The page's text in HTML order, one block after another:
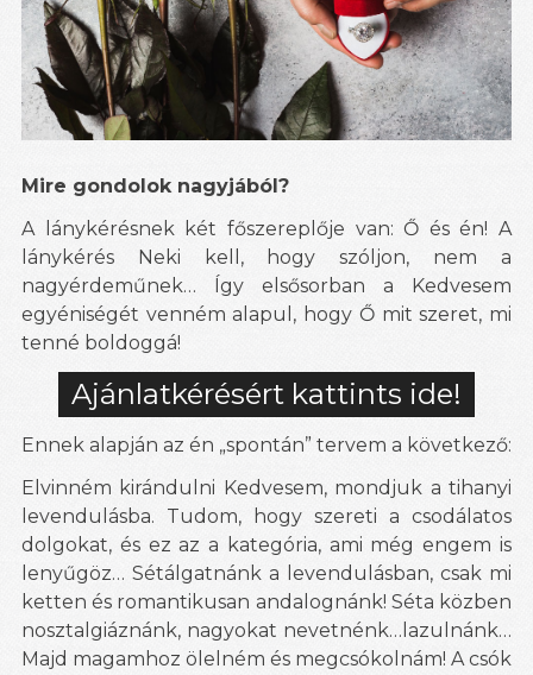
Mire gondolok nagyjából?
A lánykérésnek két főszereplője van: Ő és én! A
lánykérés Neki kell, hogy szóljon, nem a
nagyérdeműnek… Így elsősorban a Kedvesem
egyéniségét venném alapul, hogy Ő mit szeret, mi
tenné boldoggá!
Ajánlatkérésért kattints ide!
Ennek alapján az én „spontán” tervem a következő:
Elvinném kirándulni Kedvesem, mondjuk a tihanyi
levendulásba. Tudom, hogy szereti a csodálatos
dolgokat, és ez az a kategória, ami még engem is
lenyűgöz… Sétálgatnánk a levendulásban, csak mi
ketten és romantikusan andalognánk! Séta közben
nosztalgiáznánk, nagyokat nevetnénk…lazulnánk…
Majd magamhoz ölelném és megcsókolnám! A csók